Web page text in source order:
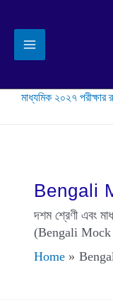
content
মাধ্যমিক ২০২৭
Bengali
দশম শ্রেণী এবং
(Bengali Mock
Home